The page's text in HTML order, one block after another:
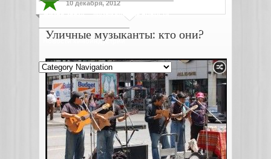
Жизнь звезд Музыкальные новости
Новости киноиндустрии
10 декабря, 2012
Уличные музыканты: кто они?